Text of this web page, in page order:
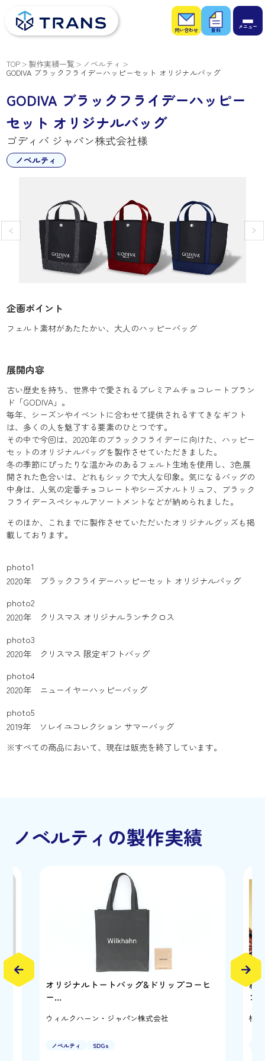
お問
い合
わせ
お役
立ち
資料
TOP 製作実績一覧 ノベルティ
GODIVA ブラックフライデーハッピーセット オリジナルバッグ
GODIVA ブラックフライデーハッピー
セット オリジナルバッグ
ゴディバ ジャパン株式会社様
ノベルティ
企画ポイント
フェルト素材があたたかい、大人のハッピーバッグ
展開内容
古い歴史を持ち、世界中で愛されるプレミアムチョコレートブラン
ド「GODIVA」。
毎年、シーズンやイベントに合わせて提供されるすてきなギフト
は、多くの人を魅了する要素のひとつです。
その中で今回は、2020年のブラックフライデーに向けた、ハッピー
セットのオリジナルバッグを製作させていただきました。
冬の季節にぴったりな温かみのあるフェルト生地を使用し、3色展
開された色合いは、どれもシックで大人な印象。気になるバッグの
中身は、人気の定番チョコレートやシーズナルトリュフ、ブラック
フライデースペシャルアソートメントなどが納められました。
そのほか、これまでに製作させていただいたオリジナルグッズも掲
載しております。
photo1
2020年 ブラックフライデーハッピーセット オリジナルバッグ
photo2
2020年 クリスマス オリジナルランチクロス
photo3
2020年 クリスマス 限定ギフトバッグ
photo4
2020年 ニューイヤーハッピーバッグ
photo5
2019年 ソレイユコレクション サマーバッグ
※すべての商品において、現在は販売を終了しています。
ノベルティの製作実績
オリジナルトートバッグ&ドリップコーヒ
ー…
ウィルクハーン・ジャパン株式会社
ノベルティ SDGs
純
ン…
株